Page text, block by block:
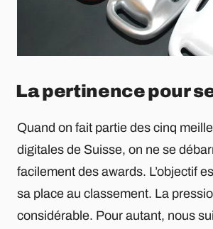
La pertinence pour
Quand on fait partie des cinq
digitales de Suisse, on ne se
facilement des awards. L’objectif
sa place au classement. La
considérable. Pour autant, nous